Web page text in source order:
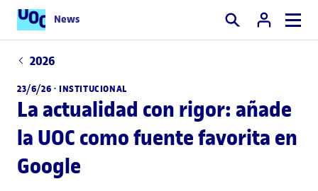
News Buscar
2026
23/6/26 · INSTITUCIONAL
La actualidad con rigor: añade
la UOC como fuente favorita en
Google